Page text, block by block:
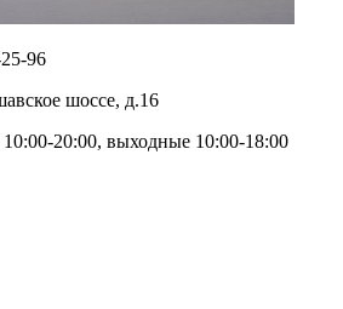
96
шоссе, д.16
10:00-20:00, выходные 10:00-18:00